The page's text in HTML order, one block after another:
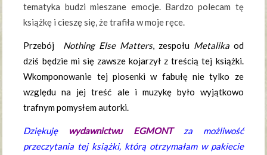
tematyka budzi mieszane emocje. Bardzo polecam tę
książkę i cieszę się, że trafiła w moje ręce.
Przebój Nothing Else Matters, zespołu Metalika od
dziś będzie mi się zawsze kojarzył z treścią tej książki.
Wkomponowanie tej piosenki w fabułęnie tylko ze
względu na jej treść ale i muzykę było wyjątkowo
trafnym pomysłem autorki.
Dziękuję wydawnictwu EGMONTza możliwość
przeczytania tej książki, którą otrzymałam w pakiecie